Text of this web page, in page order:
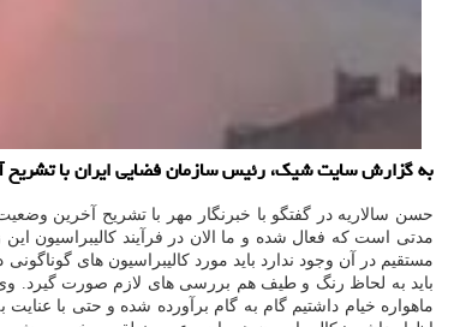
به گزارش سایت شیک، رئیس سازمان فضایی ایران با تشریح
حسن سالاریه در گفتگو با خبرنگار مهر با تشریح آخرین
مستقیم در آن وجود ندارد باید مورد کالیبراسیون های
باید به لحاظ رنگ و طیف هم بررسی های لازم صورت گیرد. وی
ماهواره خیام داشتیم گام به گام برآورده شده و حتی با